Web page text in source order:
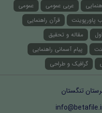
عربی عمومی
عمومی
پاورپوینت
قرآن راهنمایی
مقاله و تحقیق
پیام آسمانی راهنمایی
گرافیک و طراحی
تنگستان